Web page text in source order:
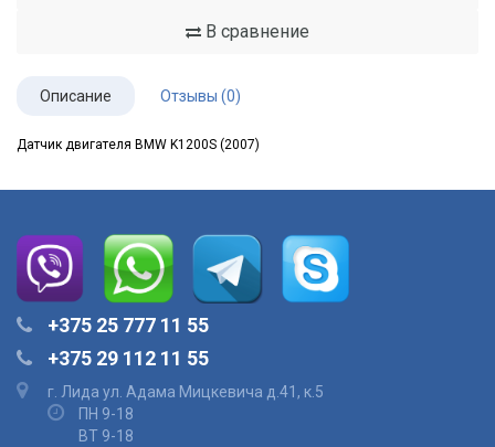
В сравнение
Описание Отзывы (0)
Датчик двигателя BMW K1200S (2007)
+375 25 777 11 55
+375 29 112 11 55
г. Лида ул. Адама Мицкевича д.41, к.5
ПН 9-18
ВТ 9-18